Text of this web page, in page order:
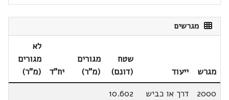
מגרשים
מגרש ייעוד
שטח
(דונם)
מגורים
(מ"ר)
יח"ד
לא
מגורים
(מ"ר)
2000
דרך או כביש
10.602